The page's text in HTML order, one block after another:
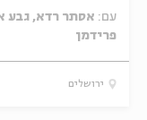
עם: אסתר רדא, גבע
פרידמן
ירושלים